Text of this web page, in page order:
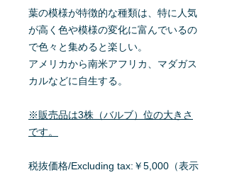
葉の模様が特徴的な種類は、特に人気
が高く色や模様の変化に富んでいるの
で色々と集めると楽しい。
アメリカから南米アフリカ、マダガス
カルなどに自生する。
※販売品は3株（バルブ）位の大きさ
です。
税抜価格/Excluding tax:￥5,000（表示